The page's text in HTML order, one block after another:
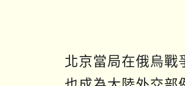
北京當局在俄烏戰